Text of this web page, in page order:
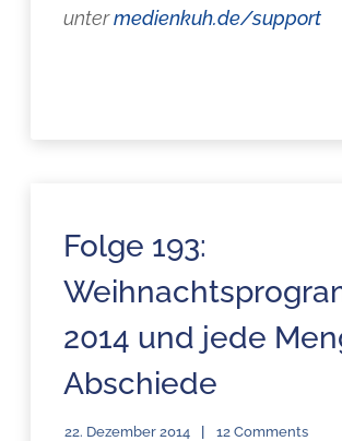
untermedienkuh.de/support
Folge 193:
2014 und jede
Abschiede
22. Dezember 2014 12 Comments